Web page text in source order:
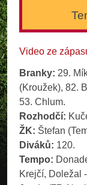
Video ze
Branky: 29.
(Kroužek), 82.
53. Chlum.
Rozhodčí:
ŽK: Štefan
Diváků: 120.
Tempo:
Krejčí, Doležal